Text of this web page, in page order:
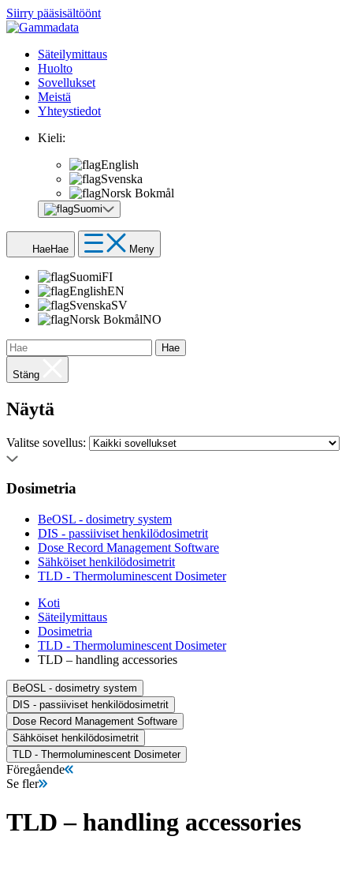
Siirry pääsisältöönt
Säteilymittaus
Huolto
Sovellukset
Meistä
Yhteystiedot
Kieli:
English
Svenska
Norsk Bokmål
Suomi
HaeHae Meny
SuomiFI
EnglishEN
SvenskaSV
Norsk BokmålNO
Hae
Stäng
Näytä
Valitse sovellus:
Dosimetria
BeOSL - dosimetry system
DIS - passiiviset henkilödosimetrit
Dose Record Management Software
Sähköiset henkilödosimetrit
TLD - Thermoluminescent Dosimeter
Koti
Säteilymittaus
Dosimetria
TLD - Thermoluminescent Dosimeter
TLD – handling accessories
BeOSL - dosimetry system
DIS - passiiviset henkilödosimetrit
Dose Record Management Software
Sähköiset henkilödosimetrit
TLD - Thermoluminescent Dosimeter
Föregående
Se fler
TLD – handling accessories